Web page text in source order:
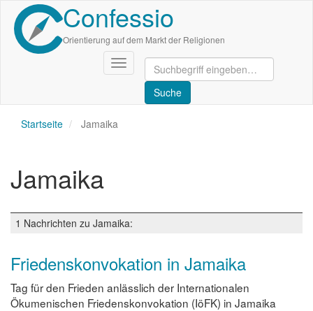
Direkt
zum
Inhalt
Confessio
Orientierung auf dem Markt der Religionen
Navigation
aktivieren/deaktivieren
Startseite Jamaika
Jamaika
1 Nachrichten zu Jamaika:
Friedenskonvokation in Jamaika
Tag für den Frieden anlässlich der Internationalen
Ökumenischen Friedenskonvokation (IöFK) in Jamaika